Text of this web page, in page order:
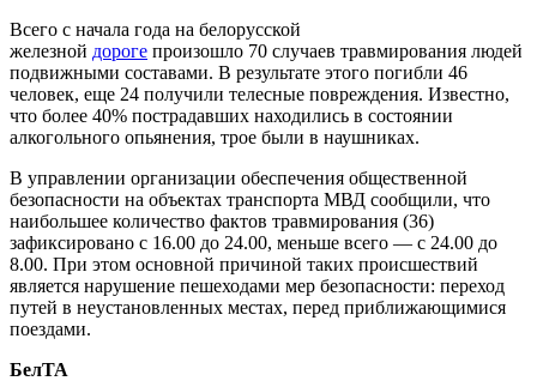
Всего с начала года на белорусской
железной дороге произошло 70 случаев травмирования людей
подвижными составами. В результате этого погибли 46
человек, еще 24 получили телесные повреждения. Известно,
что более 40% пострадавших находились в состоянии
алкогольного опьянения, трое были в наушниках.
В управлении организации обеспечения общественной
безопасности на объектах транспорта МВД сообщили, что
наибольшее количество фактов травмирования (36)
зафиксировано с 16.00 до 24.00, меньше всего — с 24.00 до
8.00. При этом основной причиной таких происшествий
является нарушение пешеходами мер безопасности: переход
путей в неустановленных местах, перед приближающимися
поездами.
БелТА